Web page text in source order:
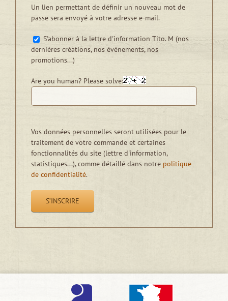
Un lien permettant de définir un nouveau mot de
passe sera envoyé à votre adresse e-mail.
S'abonner à la lettre d'information Tito. M (nos
dernières créations, nos évènements, nos
promotions...)
Are you human? Please solve:
Vos données personnelles seront utilisées pour le
traitement de votre commande et certaines
fonctionnalités du site (lettre d'information,
statistiques...), comme détaillé dans notre politique
de confidentialité.
S’INSCRIRE